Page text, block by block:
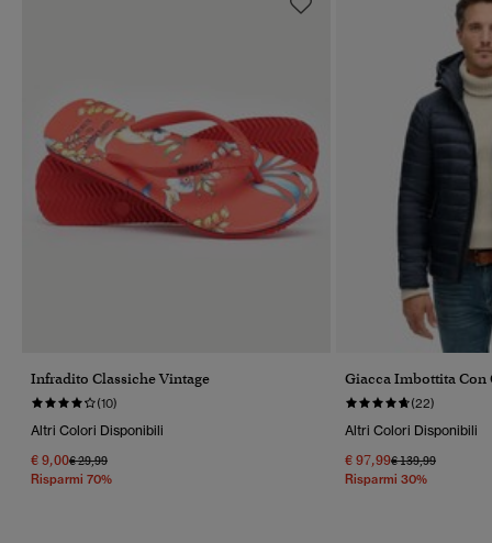
Infradito Classiche Vintage
(10)
Altri Colori Disponibili
€ 9,00Prezzo Ridotto Da
€ 29,99A
Risparmi 70%
Giacca Imbottita
(22)
Altri Colori Disponibili
€ 97,99Prezzo Ridotto Da
€ 139,99A
Risparmi 30%